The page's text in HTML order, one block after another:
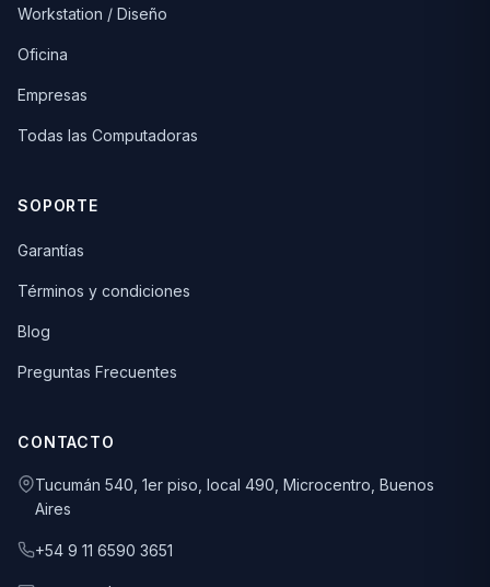
Workstation / Diseño
Oficina
Empresas
Todas las Computadoras
SOPORTE
Garantías
Términos y condiciones
Blog
Preguntas Frecuentes
CONTACTO
Tucumán 540, 1er piso, local 490, Microcentro, Buenos
Aires
+54 9 11 6590 3651